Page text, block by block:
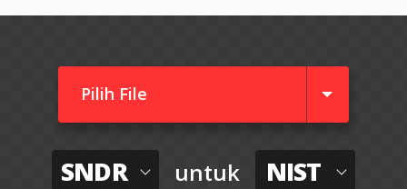
Pilih File
SNDR untuk NIST